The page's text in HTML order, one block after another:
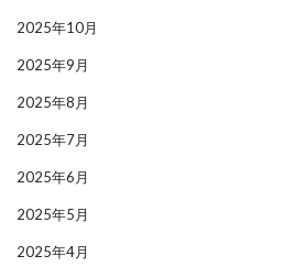
2025年10月
2025年9月
2025年8月
2025年7月
2025年6月
2025年5月
2025年4月